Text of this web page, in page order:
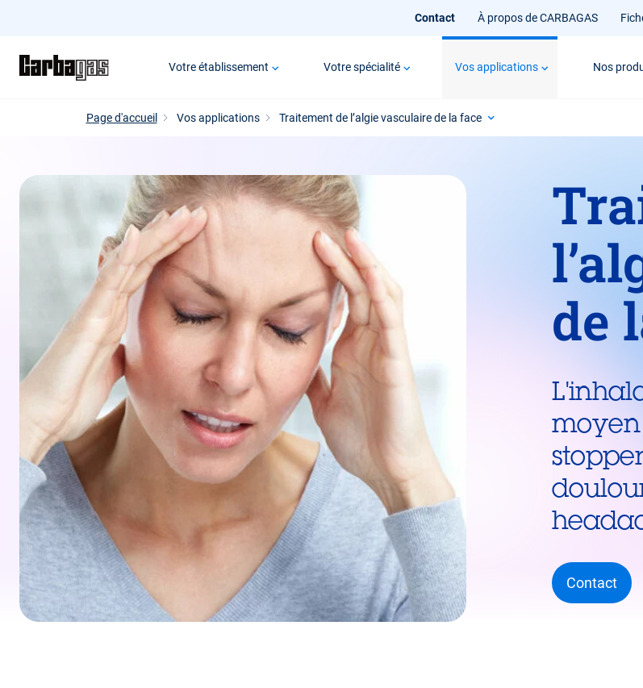
contenu
principal
Contact À propos de CARBAGAS
Votre établissement Votre spécialité Vos applications Nos
Page d'accueil Vos applications Traitement de l’algie vasculaire de la face
de
Contact